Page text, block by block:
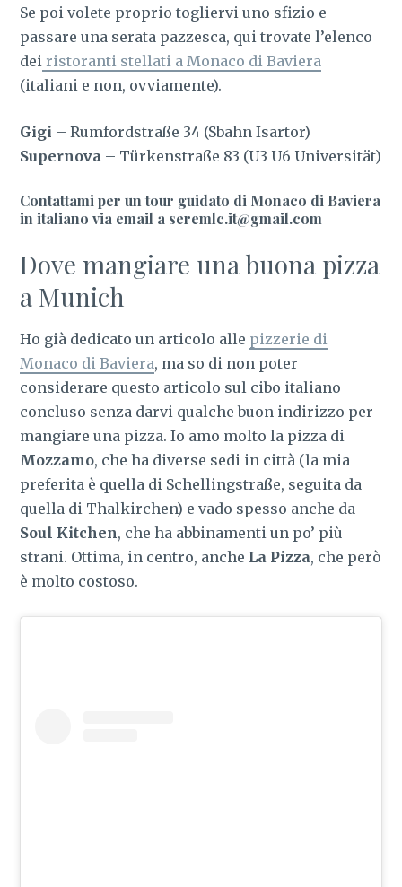
Se poi volete proprio togliervi uno sfizio e
passare una serata pazzesca, qui trovate l’elenco
dei ristoranti stellati a Monaco di Baviera
(italiani e non, ovviamente).
Gigi – Rumfordstraße 34 (Sbahn Isartor)
Supernova – Türkenstraße 83 (U3 U6 Universität)
Contattami per un tour guidato di Monaco di Baviera
in italiano via email a seremlc.it@gmail.com
Dove mangiare una buona pizza
a Munich
Ho già dedicato un articolo alle pizzerie di
Monaco di Baviera, ma so di non poter
considerare questo articolo sul cibo italiano
concluso senza darvi qualche buon indirizzo per
mangiare una pizza. Io amo molto la pizza di
Mozzamo, che ha diverse sedi in città (la mia
preferita è quella di Schellingstraße, seguita da
quella di Thalkirchen) e vado spesso anche da
Soul Kitchen, che ha abbinamenti un po’ più
strani. Ottima, in centro, anche La Pizza, che però
è molto costoso.